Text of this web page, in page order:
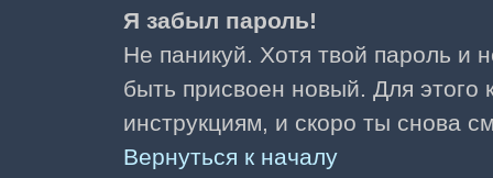
Я забыл пароль!
Не паникуй. Хотя твой пароль и
быть присвоен новый. Для этого
инструкциям, и скоро ты снова
Вернуться к началу